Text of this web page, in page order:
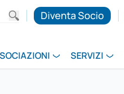
Diventa Socio
SERVIZI